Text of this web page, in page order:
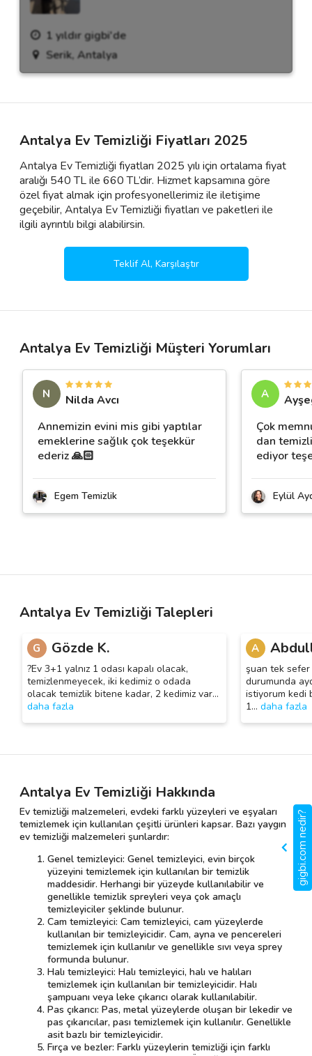
1 yıldır gigbi'de
Serik, Antalya
Antalya Ev Temizliği Fiyatları 2025
Antalya Ev Temizliği fiyatları 2025 yılı için ortalama fiyat
aralığı 540 TL ile 660 TL’dir. Hizmet kapsamına göre
özel fiyat almak için profesyonellerimiz ile iletişime
geçebilir, Antalya Ev Temizliği fiyatları ve paketleri ile
ilgili ayrıntılı bilgi alabilirsin.
Teklif Al, Karşılaştır
Antalya Ev Temizliği Müşteri Yorumları
N
Nilda Avcı
Annemizin evini mis gibi yaptılar
emeklerine sağlık çok teşekkür
ederiz 🙏🏻
Egem Temizlik
A
Çok
dan
ediyor
Eylül
Antalya Ev Temizliği Talepleri
G Gözde K.
?Ev 3+1 yalnız 1 odası kapalı olacak,
temizlenmeyecek, iki kedimiz o odada
olacak temizlik bitene kadar, 2 kedimiz var…
daha fazla
A
şuan tek sefer
durumunda
istiyorum kedi
1… daha fazla
Antalya Ev Temizliği Hakkında
Ev temizliği malzemeleri, evdeki farklı yüzeyleri ve eşyaları
temizlemek için kullanılan çeşitli ürünleri kapsar. Bazı yaygın
ev temizliği malzemeleri şunlardır:
Genel temizleyici: Genel temizleyici, evin birçok
yüzeyini temizlemek için kullanılan bir temizlik
maddesidir. Herhangi bir yüzeyde kullanılabilir ve
genellikle temizlik spreyleri veya çok amaçlı
temizleyiciler şeklinde bulunur.
Cam temizleyici: Cam temizleyici, cam yüzeylerde
kullanılan bir temizleyicidir. Cam, ayna ve pencereleri
temizlemek için kullanılır ve genellikle sıvı veya sprey
formunda bulunur.
Halı temizleyici: Halı temizleyici, halı ve halıları
temizlemek için kullanılan bir temizleyicidir. Halı
şampuanı veya leke çıkarıcı olarak kullanılabilir.
Pas çıkarıcı: Pas, metal yüzeylerde oluşan bir lekedir ve
pas çıkarıcılar, pası temizlemek için kullanılır. Genellikle
asit bazlı bir temizleyicidir.
Fırça ve bezler: Farklı yüzeylerin temizliği için farklı
gigbi.com nedir?